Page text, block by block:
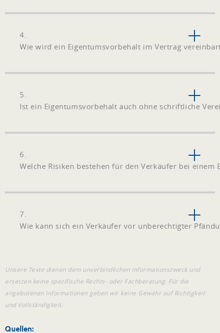
4.
Wie wird ein Eigentumsvorbehalt im Vertrag
5.
Ist ein Eigentumsvorbehalt auch ohne schriftliche
6.
Welche Risiken bestehen für den Verkäufer bei einem
7.
Wie kann sich ein Verkäufer vor unberechtigter
Unsere Texte dienen dem unverbindlichen Informationszweck und
ersetzen keine spezifische Rechts- oder Fachberatung. Für die
angebotenen Informationen geben wir keine Gewähr auf Richtigkeit
und Vollständigkeit.
Quellen: